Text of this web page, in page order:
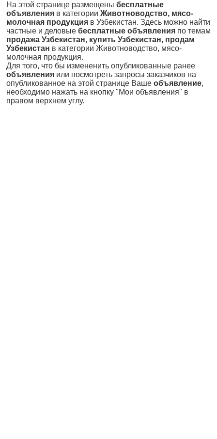
На этой странице размещены бесплатные
объявления в категории Животноводство, мясо-
молочная продукция в Узбекистан. Здесь можно найти
частные и деловые бесплатные объявления по темам
продажа Узбекистан, купить Узбекистан, продам
Узбекистан в категории Животноводство, мясо-
молочная продукция.
Для того, что бы измененить опубликованные ранее
объявления или посмотреть запросы заказчиков на
опубликованное на этой странице Ваше объявление,
необходимо нажать на кнопку "Мои объявления" в
правом верхнем углу.